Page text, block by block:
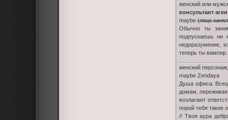
женский или
консультант
maybe (лицо
Обычно ты
подпускаешь ни
недоразумение,
теперь ты вампир.
женский
maybe Zendaya
Душа офиса.
домам,
возлагают
порой тебя такое
// Твоя аура